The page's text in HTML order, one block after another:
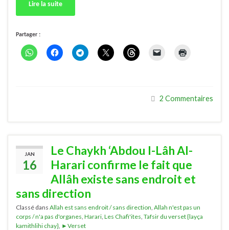
Lire la suite
Partager :
2 Commentaires
JAN
16
Le Chaykh ‘Abdou l-Lâh Al-
Harari confirme le fait que
Allâh existe sans endroit et
sans direction
Classé dans Allah est sans endroit / sans direction Allah n'est pas un
corps / n'a pas d'organes Harari Les Chafi'ites Tafsir du verset {layça
kamithlihi chay} ►Verset